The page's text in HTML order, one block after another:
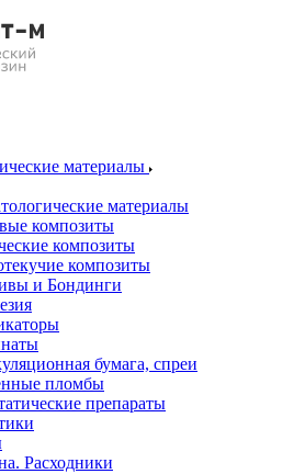
материалы
материалы
композиты
композиты
композиты
и Бондинги
бумага, спреи
пломбы
препараты
Расходники